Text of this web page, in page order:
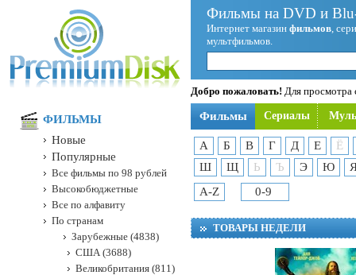
Фильмы на DVD и
Интернет магазин фильмов,
мультфильмов.
Добро пожаловать! Для просмотра
Фильмы Сериалы
А Б В Г Д Е
Ё
Ш
Щ Ь Ъ Э Ю
A-Z
0-9
ТОВАРЫ НЕДЕЛИ
ФИЛЬМЫ
Новые
Популярные
Все фильмы по 98 рублей
Высокобюджетные
Все по алфавиту
По странам
Зарубежные (4838)
США (3688)
Великобритания (811)